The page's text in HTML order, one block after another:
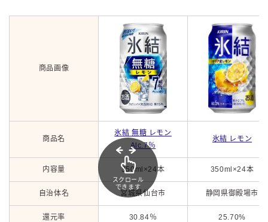
商品画像
商品名
氷結 無糖 レモン
Alc.7％
氷結 レモン
内容量 350ml×24本 350ml×24本
自治体名 宮城県仙台市 静岡県御殿場市
還元率 30.84％ 25.70%
スクロール
できます